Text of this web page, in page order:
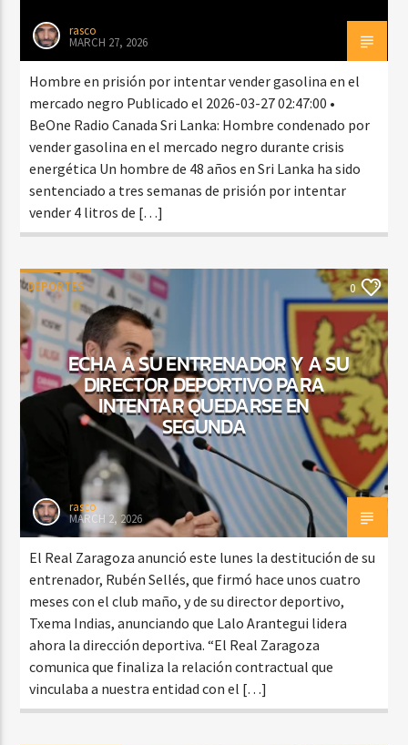
rasco
MARCH 27, 2026
Hombre en prisión por intentar vender gasolina en el
mercado negro Publicado el 2026-03-27 02:47:00 •
BeOne Radio Canada Sri Lanka: Hombre condenado por
vender gasolina en el mercado negro durante crisis
energética Un hombre de 48 años en Sri Lanka ha sido
sentenciado a tres semanas de prisión por intentar
vender 4 litros de […]
DEPORTES 0
ECHA A SU ENTRENADOR Y A SU
DIRECTOR DEPORTIVO PARA
INTENTAR QUEDARSE EN
SEGUNDA
rasco
MARCH 2, 2026
El Real Zaragoza anunció este lunes la destitución de su
entrenador, Rubén Sellés, que firmó hace unos cuatro
meses con el club maño, y de su director deportivo,
Txema Indias, anunciando que Lalo Arantegui lidera
ahora la dirección deportiva. “El Real Zaragoza
comunica que finaliza la relación contractual que
vinculaba a nuestra entidad con el […]